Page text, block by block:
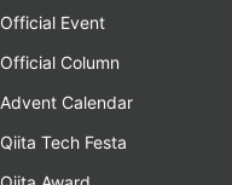
Official Event
Official Column
Advent Calendar
Qiita Tech Festa